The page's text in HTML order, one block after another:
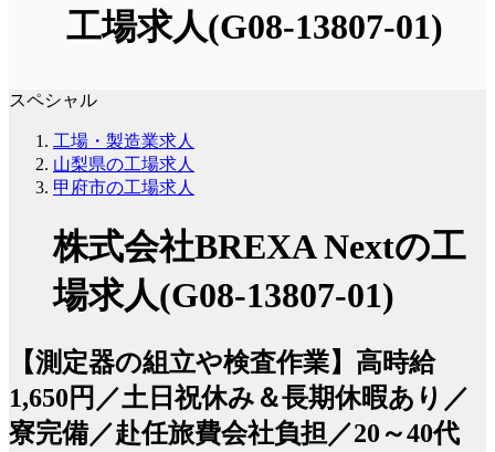
工場求人(G08-13807-01)
スペシャル
工場・製造業求人
山梨県の工場求人
甲府市の工場求人
株式会社BREXA Nextの工
場求人(G08-13807-01)
【測定器の組立や検査作業】高時給
1,650円／土日祝休み＆長期休暇あり／
寮完備／赴任旅費会社負担／20～40代